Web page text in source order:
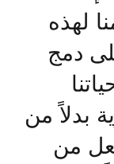
لهذه
دمج
بدلاً من
من